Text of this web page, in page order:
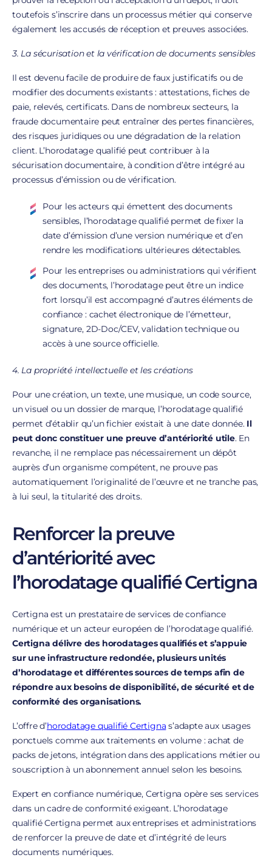
toutefois s’inscrire dans un processus métier qui conserve
également les accusés de réception et preuves associées.
3. La sécurisation et la vérification de documents sensibles
Il est devenu facile de produire de faux justificatifs ou de
modifier des documents existants : attestations, fiches de
paie, relevés, certificats. Dans de nombreux secteurs, la
fraude documentaire peut entraîner des pertes financières,
des risques juridiques ou une dégradation de la relation
client. L’horodatage qualifié peut contribuer à la
sécurisation documentaire, à condition d’être intégré au
processus d’émission ou de vérification.
Pour les acteurs qui émettent des documents
sensibles, l’horodatage qualifié permet de fixer la
date d’émission d’une version numérique et d’en
rendre les modifications ultérieures détectables.
Pour les entreprises ou administrations qui vérifient
des documents, l’horodatage peut être un indice
fort lorsqu’il est accompagné d’autres éléments de
confiance : cachet électronique de l’émetteur,
signature, 2D-Doc/CEV, validation technique ou
accès à une source officielle.
4. La propriété intellectuelle et les créations
Pour une création, un texte, une musique, un code source,
un visuel ou un dossier de marque, l’horodatage qualifié
permet d’établir qu’un fichier existait à une date donnée. Il
peut donc constituer une preuve d’antériorité utile. En
revanche, il ne remplace pas nécessairement un dépôt
auprès d’un organisme compétent, ne prouve pas
automatiquement l’originalité de l’œuvre et ne tranche pas,
à lui seul, la titularité des droits.
Renforcer la preuve
d’antériorité avec
l’horodatage qualifié Certigna
Certigna est un prestataire de services de confiance
numérique et un acteur européen de l’horodatage qualifié.
Certigna délivre des horodatages qualifiés et s’appuie
sur une infrastructure redondée, plusieurs unités
d’horodatage et différentes sources de temps afin de
répondre aux besoins de disponibilité, de sécurité et de
conformité des organisations.
L’offre d’horodatage qualifié Certigna s’adapte aux usages
ponctuels comme aux traitements en volume : achat de
packs de jetons, intégration dans des applications métier ou
souscription à un abonnement annuel selon les besoins.
Expert en confiance numérique, Certigna opère ses services
dans un cadre de conformité exigeant. L’horodatage
qualifié Certigna permet aux entreprises et administrations
de renforcer la preuve de date et d’intégrité de leurs
documents numériques.